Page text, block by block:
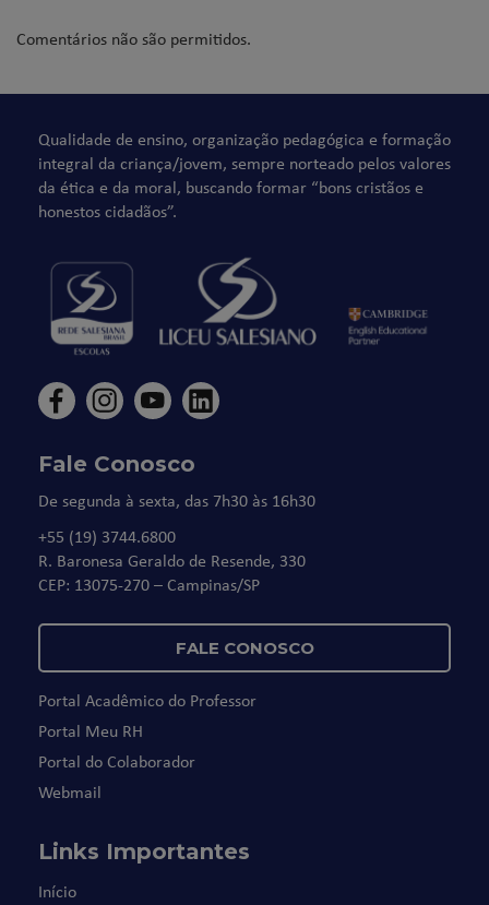
Comentários não são permitidos.
Qualidade de ensino, organização pedagógica e formação
integral da criança/jovem, sempre norteado pelos valores
da ética e da moral, buscando formar “bons cristãos e
honestos cidadãos”.
Fale Conosco
De segunda à sexta, das 7h30 às 16h30
+55 (19) 3744.6800
R. Baronesa Geraldo de Resende, 330
CEP: 13075-270 – Campinas/SP
FALE CONOSCO
Portal Acadêmico do Professor
Portal Meu RH
Portal do Colaborador
Webmail
Links Importantes
Início